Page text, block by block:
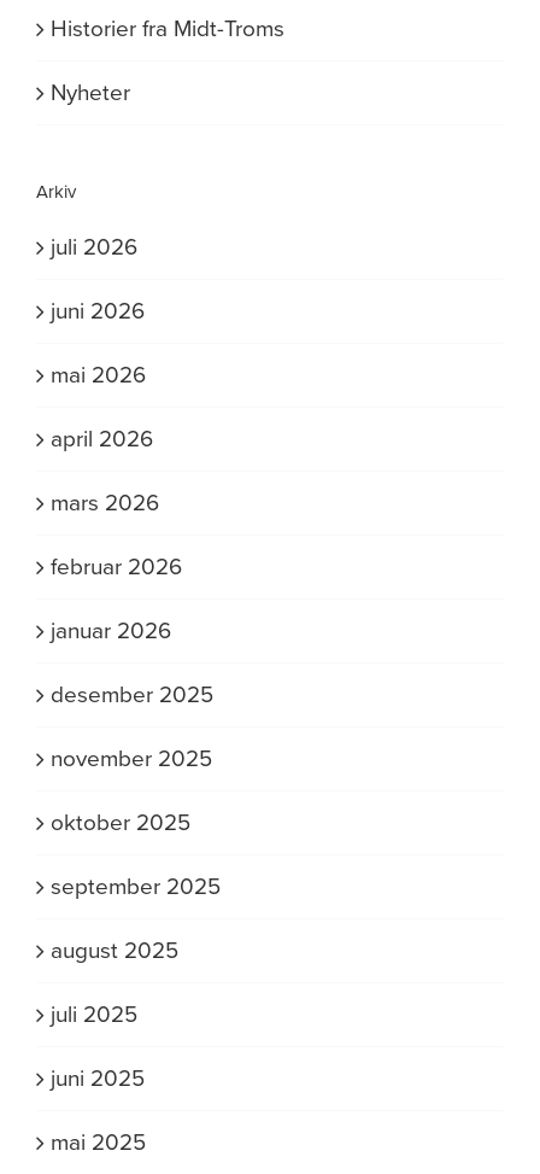
Historier fra Midt-Troms
Nyheter
Arkiv
juli 2026
juni 2026
mai 2026
april 2026
mars 2026
februar 2026
januar 2026
desember 2025
november 2025
oktober 2025
september 2025
august 2025
juli 2025
juni 2025
mai 2025